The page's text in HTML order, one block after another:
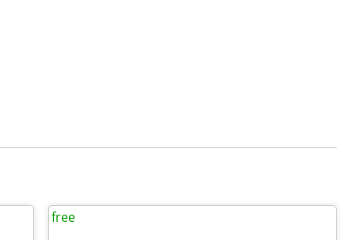
free